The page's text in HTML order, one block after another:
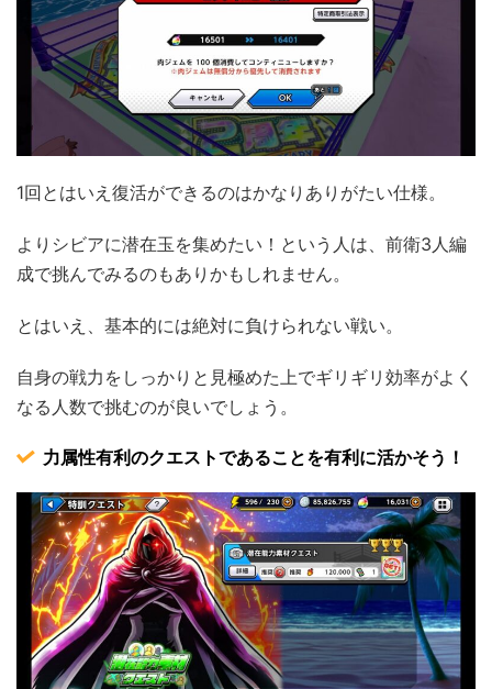
1回とはいえ復活ができるのはかなりありがたい仕様。
よりシビアに潜在玉を集めたい！という人は、前衛3人編
成で挑んでみるのもありかもしれません。
とはいえ、基本的には絶対に負けられない戦い。
自身の戦力をしっかりと見極めた上でギリギリ効率がよく
なる人数で挑むのが良いでしょう。
力属性有利のクエストであることを有利に活かそう！